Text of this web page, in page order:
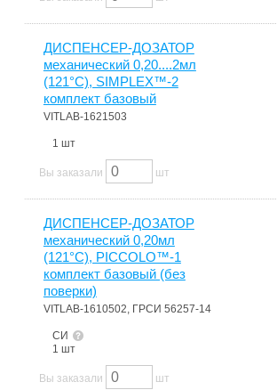
ДИСПЕНСЕР-ДОЗАТОР
механический 0,20....2мл
(121°С), SIMPLEX™-2
комплект базовый
VITLAB-1621503
1 шт
Вы заказали шт
ДИСПЕНСЕР-ДОЗАТОР
механический 0,20мл
(121°С), PICCOLO™-1
комплект базовый (без
поверки)
VITLAB-1610502, ГРСИ 56257-14
СИ
1 шт
Вы заказали шт